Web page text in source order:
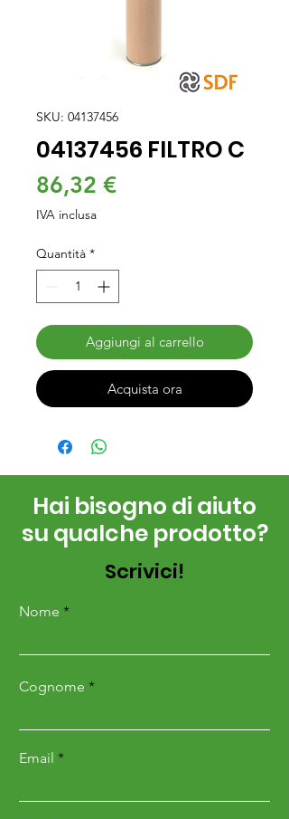
SKU: 04137456
04137456 FILTRO C
86,32 €Prezzo
IVA inclusa
Quantità *
Aggiungi al carrello
Acquista ora
Hai bisogno di aiuto
su qualche prodotto?
Scrivici!
Nome
Cognome
Email